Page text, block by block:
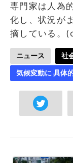
専門家は人為
化し、状況が
摘している。
ニュース 社
気候変動に 具体